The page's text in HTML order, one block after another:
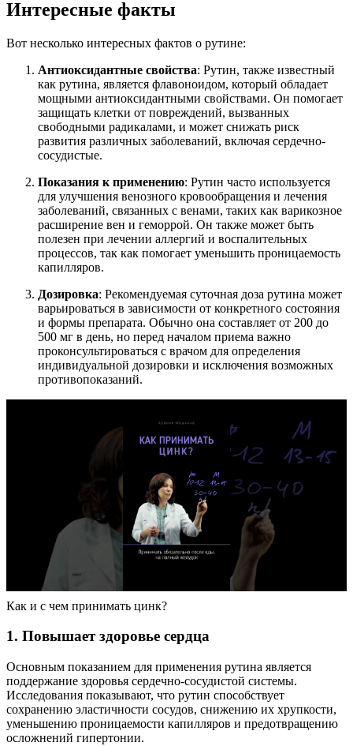
Интересные факты
Вот несколько интересных фактов о рутине:
Антиоксидантные свойства: Рутин, также известный
как рутина, является флавоноидом, который обладает
мощными антиоксидантными свойствами. Он помогает
защищать клетки от повреждений, вызванных
свободными радикалами, и может снижать риск
развития различных заболеваний, включая сердечно-
сосудистые.
Показания к применению: Рутин часто используется
для улучшения венозного кровообращения и лечения
заболеваний, связанных с венами, таких как варикозное
расширение вен и геморрой. Он также может быть
полезен при лечении аллергий и воспалительных
процессов, так как помогает уменьшить проницаемость
капилляров.
Дозировка: Рекомендуемая суточная доза рутина может
варьироваться в зависимости от конкретного состояния
и формы препарата. Обычно она составляет от 200 до
500 мг в день, но перед началом приема важно
проконсультироваться с врачом для определения
индивидуальной дозировки и исключения возможных
противопоказаний.
Как и с чем принимать цинк?
1. Повышает здоровье сердца
Основным показанием для применения рутина является
поддержание здоровья сердечно-сосудистой системы.
Исследования показывают, что рутин способствует
сохранению эластичности сосудов, снижению их хрупкости,
уменьшению проницаемости капилляров и предотвращению
осложнений гипертонии.